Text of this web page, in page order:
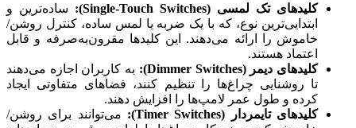
کلیدهای تک لمسی (Single-Touch Switches):
ساده‌ترین و
ابتدایی‌ترین نوع، که با یک ضربه یا لمس ساده، کنترل روشن/
خاموش را ارائه می‌دهند. این کلیدها مقرون‌به‌صرفه و قابل
اعتماد هستند.
کلیدهای دیمر (Dimmer Switches):
به کاربران اجازه می‌دهند
تا روشنایی چراغ‌ها را تنظیم کنند، فضاهای متفاوتی ایجاد
کرده و طول عمر لامپ‌ها را افزایش دهند.
کلیدهای تایمردار (Timer Switches):
می‌توانند برای روشن/